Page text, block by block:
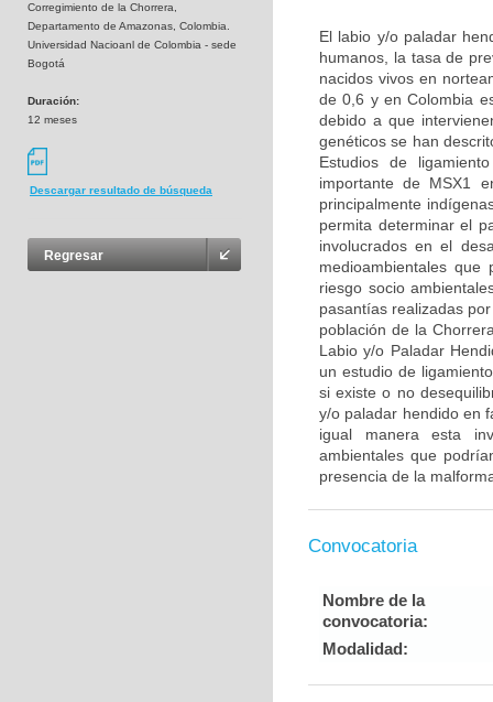
Corregimiento de la Chorrera,
Departamento de Amazonas, Colombia.
Universidad Nacioanl de Colombia - sede
Bogotá
Duración:
12 meses
Descargar resultado de búsqueda
Regresar
El labio y/o paladar
humanos, la tasa de
nacidos vivos en
de 0,6 y en Colombia
debido a que
genéticos se han
Estudios de
importante de MSX1
principalmente
permita determinar el
involucrados en el
medioambientales
riesgo socio
pasantías realizadas
población de la
Labio y/o Paladar
un estudio de
si existe o no
y/o paladar hendido en
igual manera esta
ambientales que
presencia de la
Convocatoria
Nombre de la
convocatoria:
Modalidad: